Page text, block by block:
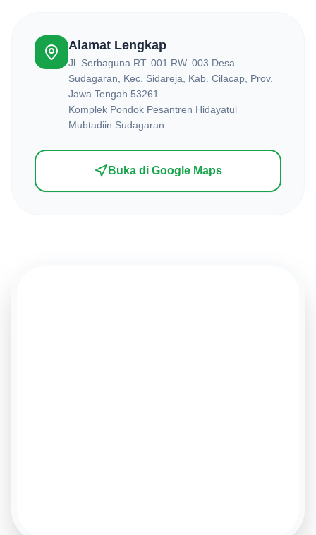
Alamat Lengkap
Jl. Serbaguna RT. 001 RW. 003 Desa
Sudagaran, Kec. Sidareja, Kab. Cilacap, Prov.
Jawa Tengah 53261
Komplek Pondok Pesantren Hidayatul
Mubtadiin Sudagaran.
Buka di Google Maps